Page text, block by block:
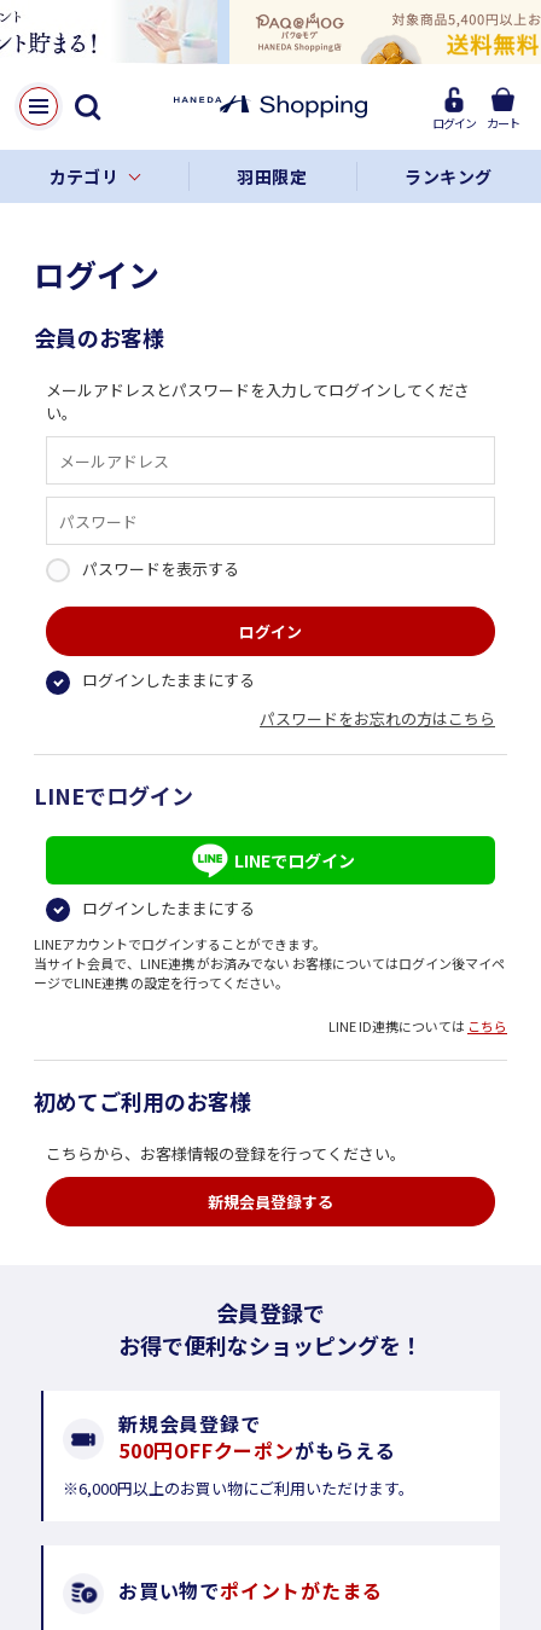
ログイン カート
カテゴリ 羽田限定 ランキング
ログイン
会員のお客様
メールアドレスとパスワードを入力してログインしてくださ
い。
パスワードを表示する
ログインしたままにする
パスワードをお忘れの方はこちら
LINEでログイン
LINEでログイン
ログインしたままにする
LINEアカウントでログインすることができます。
当サイト会員で、LINE連携 がお済みでない お客様についてはログイン後マイペ
ージでLINE連携 の設定を行ってください。
LINE ID連携については こちら
初めてご利用のお客様
こちらから、お客様情報の登録を行ってください。
新規会員登録する
会員登録で
お得で便利なショッピングを！
新規会員登録で
500円OFFクーポンがもらえる
※6,000円以上のお買い物にご利用いただけます。
お買い物でポイントがたまる